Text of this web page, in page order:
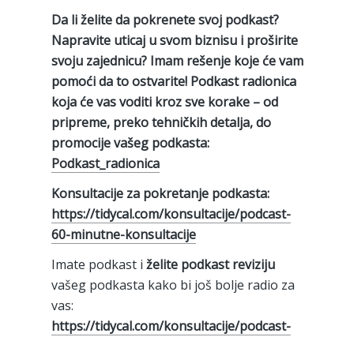
Da li želite da pokrenete svoj podkast?
Napravite uticaj u svom biznisu i proširite
svoju zajednicu? Imam rešenje koje će vam
pomoći da to ostvarite! Podkast radionica
koja će vas voditi kroz sve korake – od
pripreme, preko tehničkih detalja, do
promocije vašeg podkasta:
Podkast_radionica
Konsultacije za pokretanje podkasta:
⁠https://tidycal.com/konsultacije/podcast-
60-minutne-konsultacije⁠
Imate podkast i želite podkast reviziju
vašeg podkasta kako bi još bolje radio za
vas:
https://tidycal.com/konsultacije/podcast-